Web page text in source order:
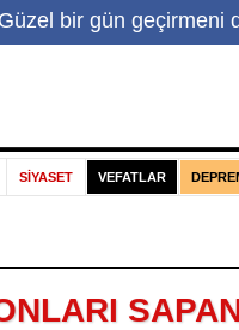
Güzel bir gün geçirmeni
Hakkımızda|
SİYASET VEFATLAR